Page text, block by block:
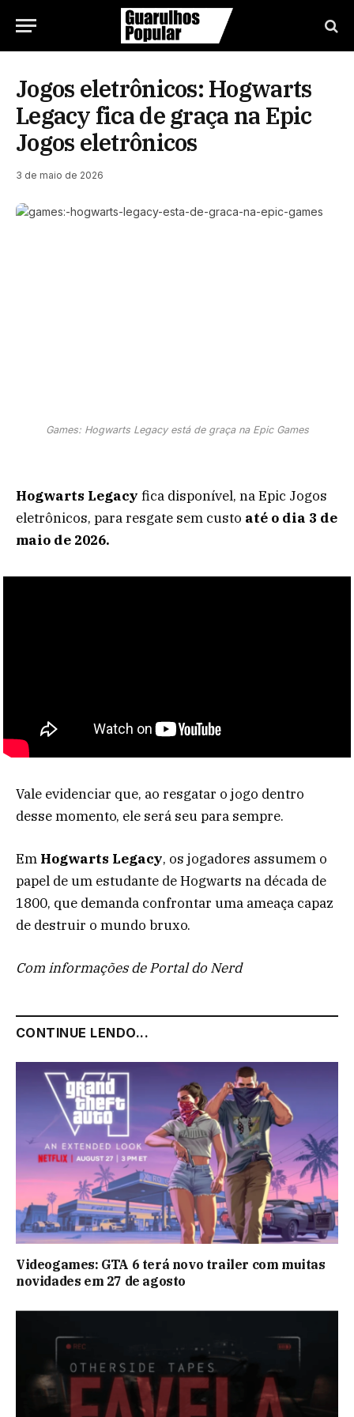
Jogos eletrônicos: Hogwarts
Legacy fica de graça na Epic
Jogos eletrônicos
3 de maio de 2026
Games: Hogwarts Legacy está de graça na Epic Games
Hogwarts Legacy fica disponível, na Epic Jogos
eletrônicos, para resgate sem custo até o dia 3 de
maio de 2026.
Vale evidenciar que, ao resgatar o jogo dentro
desse momento, ele será seu para sempre.
Em Hogwarts Legacy, os jogadores assumem o
papel de um estudante de Hogwarts na década de
1800, que demanda confrontar uma ameaça capaz
de destruir o mundo bruxo.
Com informações de Portal do Nerd
CONTINUE LENDO...
Videogames: GTA 6 terá novo trailer com muitas
novidades em 27 de agosto